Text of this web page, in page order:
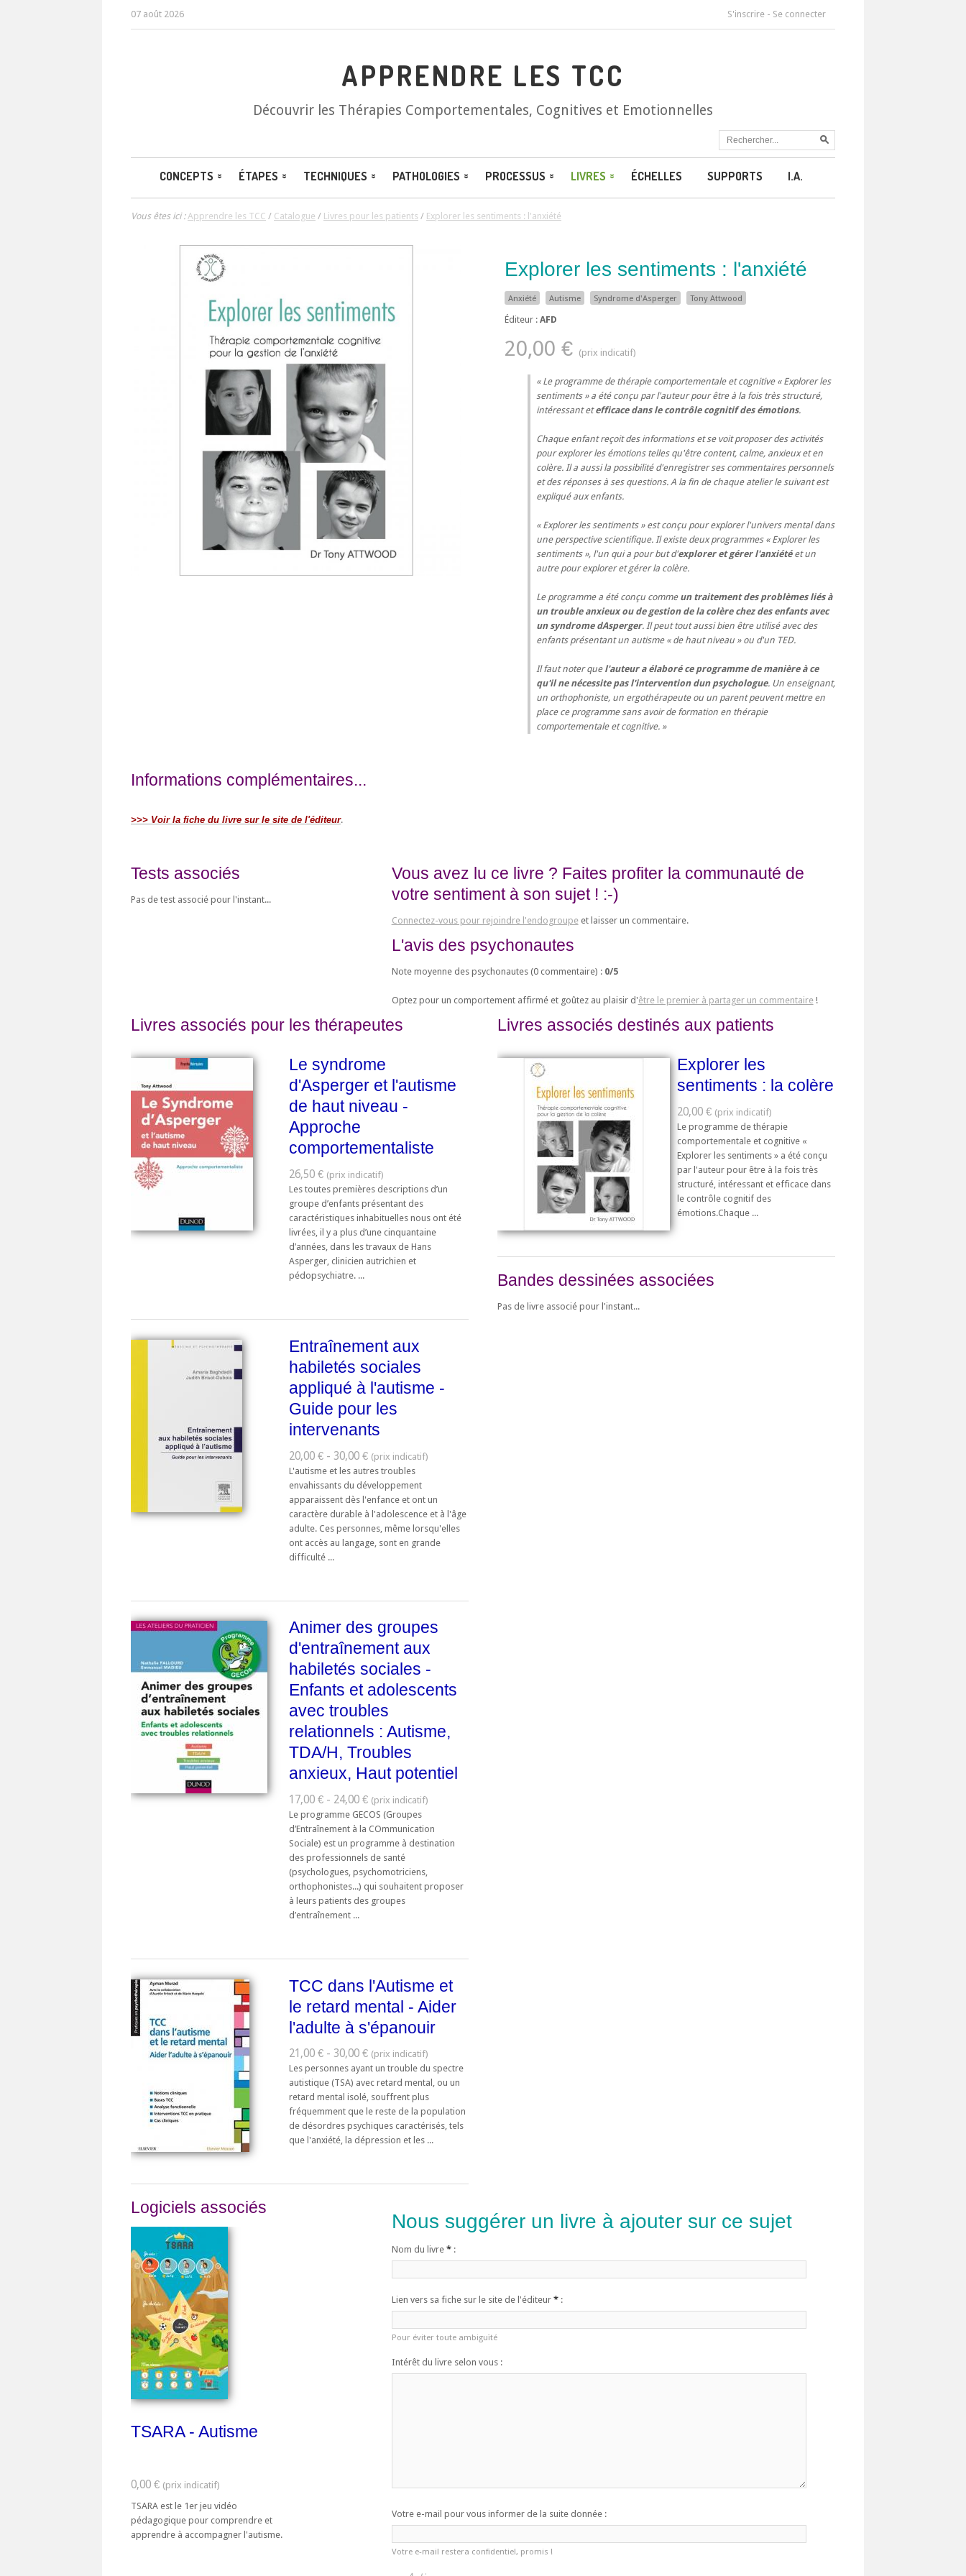
07 août 2026 S'inscrire - Se connecter
APPRENDRE LES TCC
Découvrir les Thérapies Comportementales, Cognitives et Emotionnelles
CONCEPTS ÉTAPES TECHNIQUES PATHOLOGIES PROCESSUS LIVRES ÉCHELLES SUPPORTS I.A.
Vous êtes ici :Apprendre les TCC / Catalogue / Livres pour les patients / Explorer les sentiments : l'anxiété
Explorer les sentiments : l'anxiété
Anxiété Autisme Syndrome d'Asperger Tony Attwood
Éditeur : AFD
20,00 €
Le programme de thérapie comportementale et cognitive « Explorer les
sentiments » a été conçu par l'auteur pour être à la fois très structuré,
intéressant etefficace dans le contrôle cognitif des émotions.
Chaque enfant reçoit des informations et se voit proposer des activités
pour explorer les émotions telles qu'être content, calme, anxieux et en
colère. Il a aussi la possibilité d'enregistrer ses commentaires personnels
et des réponses à ses questions. A la fin de chaque atelier le suivant est
expliqué aux enfants.
« Explorer les sentiments » est conçu pour explorer l'univers mental dans
une perspective scientifique. Il existe deux programmes « Explorer les
sentiments », l'un qui a pour but d'explorer et gérer l'anxiétéet un
autre pour explorer et gérer la colère.
Le programme a été conçu comme un traitement des problèmes liés à
un trouble anxieux ou de gestion de la colère chez des enfants avec
un syndrome dAsperger. Il peut tout aussi bien être utilisé avec des
enfants présentant un autisme « de haut niveau » ou d'un TED.
Il faut noter quel'auteur a élaboré ce programme de manière à ce
qu'il ne nécessite pas l'intervention dun psychologue. Un enseignant,
un orthophoniste, un ergothérapeute ou un parent peuvent mettre en
place ce programme sans avoir de formation en thérapie
comportementale et cognitive.
Informations complémentaires...
>>> Voir la fiche du livre sur le site de l'éditeur.
Tests associés
Pas de test associé pour l'instant...
Vous avez lu ce livre ? Faites profiter la communauté de
votre sentiment à son sujet ! :-)
Connectez-vous pour rejoindre l'endogroupeet laisser un commentaire.
L'avis des psychonautes
Note moyenne des psychonautes (0commentaire) : 0/5
Optez pour un comportement affirmé et goûtez au plaisir d'être le premier à partager un commentaire!
Livres associés pour les thérapeutes
Le syndrome
d'Asperger et l'autisme
de haut niveau -
Approche
comportementaliste
26,50 €
Les toutes premières descriptions d’un
groupe d’enfants présentant des
caractéristiques inhabituelles nous ont été
livrées, il y a plus d’une cinquantaine
d’années, dans les travaux de Hans
Asperger, clinicien autrichien et
pédopsychiatre. ...
Entraînement aux
habiletés sociales
appliqué à l'autisme -
Guide pour les
intervenants
20,00 € - 30,00 €
L'autisme et les autres troubles
envahissants du développement
apparaissent dès l'enfance et ont un
caractère durable à l'adolescence et à l'âge
adulte. Ces personnes, même lorsqu'elles
ont accès au langage, sont en grande
difficulté ...
Animer des groupes
d'entraînement aux
habiletés sociales -
Enfants et adolescents
avec troubles
relationnels : Autisme,
TDA/H, Troubles
anxieux, Haut potentiel
17,00 € - 24,00 €
Le programme GECOS (Groupes
d’Entraînement à la COmmunication
Sociale) est un programme à destination
des professionnels de santé
(psychologues, psychomotriciens,
orthophonistes...) qui souhaitent proposer
à leurs patients des groupes
d’entraînement ...
TCC dans l'Autisme et
le retard mental - Aider
l'adulte à s'épanouir
21,00 € - 30,00 €
Les personnes ayant un trouble du spectre
autistique (TSA) avec retard mental, ou un
retard mental isolé, souffrent plus
fréquemment que le reste de la population
de désordres psychiques caractérisés, tels
que l'anxiété, la dépression et les ...
Livres associés destinés aux patients
Explorer les
sentiments : la colère
20,00 €
Le programme de thérapie
comportementale et cognitive «
Explorer les sentiments » a été conçu
par l'auteur pour être à la fois très
structuré, intéressant et efficace dans
le contrôle cognitif des
émotions.Chaque ...
Bandes dessinées associées
Pas de livre associé pour l'instant...
Logiciels associés
TSARA - Autisme
0,00 €
TSARA est le 1er jeu vidéo
pédagogique pour comprendre et
apprendre à accompagner l'autisme.
Nous suggérer un livre à ajouter sur ce sujet
Nom du livre *:
Lien vers sa fiche sur le site de l'éditeur *:
Pour éviter toute ambiguïté
Intérêt du livre selon vous :
Votre e-mail pour vous informer de la suite donnée :
Votre e-mail restera confidentiel, promis !